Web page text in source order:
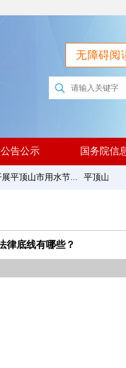
无障碍阅
公告公示 国务院信
平顶山市用水节... 平顶山市统
律底线有哪些？